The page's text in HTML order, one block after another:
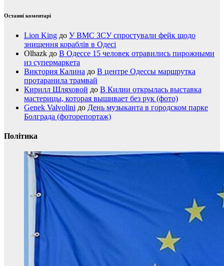
Останні коментарі
Lion King до У ВМС ЗСУ спростували фейк щодо
знищення кораблів в Одесі
Olhazk до В Одессе 15 человек отравились пирожными
из супермаркета
Виктория Калина до В центре Одессы маршрутка
протаранила трамвай
Кирилл Шляховой до В Килии открылась выставка
мастерицы, которая вышивает без рук (фото)
Genek Valvolini до День музыканта в городском парке
Болграда (фоторепортаж)
Політика